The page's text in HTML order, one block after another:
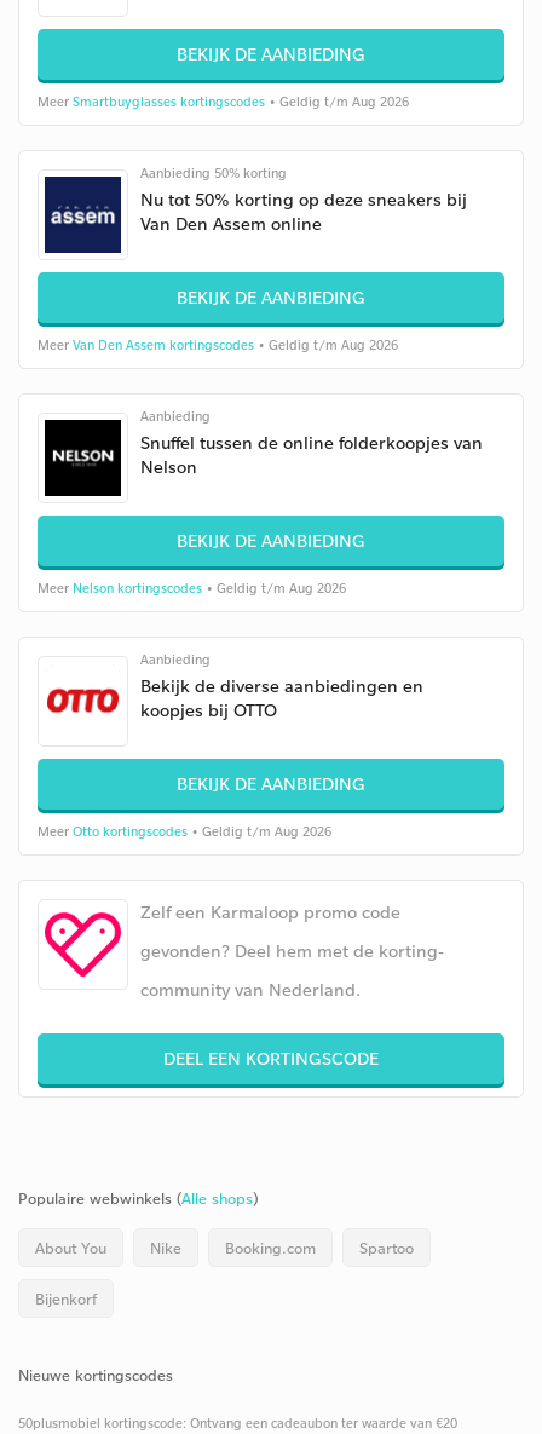
BEKIJK DE AANBIEDING
Meer Smartbuyglasses kortingscodes • Geldig t/m Aug 2026
Aanbieding 50% korting
Nu tot 50% korting op deze sneakers bij
Van Den Assem online
BEKIJK DE AANBIEDING
Meer Van Den Assem kortingscodes • Geldig t/m Aug 2026
Aanbieding
Snuffel tussen de online folderkoopjes van
Nelson
BEKIJK DE AANBIEDING
Meer Nelson kortingscodes • Geldig t/m Aug 2026
Aanbieding
Bekijk de diverse aanbiedingen en
koopjes bij OTTO
BEKIJK DE AANBIEDING
Meer Otto kortingscodes • Geldig t/m Aug 2026
Zelf een Karmaloop promo code
gevonden? Deel hem met de korting-
community van Nederland.
DEEL EEN KORTINGSCODE
Populaire webwinkels (Alle shops)
About You Nike Booking.com Spartoo
Bijenkorf
Nieuwe kortingscodes
50plusmobiel kortingscode: Ontvang een cadeaubon ter waarde van €20